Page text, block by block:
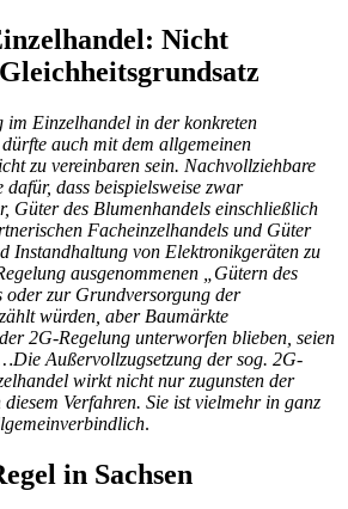
Nicht
im Einzelhandel in der konkreten
auch mit dem allgemeinen
zu vereinbaren sein. Nachvollziehbare
dass beispielsweise zwar
Güter des Blumenhandels einschließlich
Facheinzelhandels und Güter
Instandhaltung von Elektronikgeräten zu
ausgenommenen „Gütern des
oder zur Grundversorgung der
würden, aber Baumärkte
2G-Regelung unterworfen blieben, seien
Die Außervollzugsetzung der sog. 2G-
wirkt nicht nur zugunsten der
Verfahren. Sie ist vielmehr in ganz
.
in Sachsen